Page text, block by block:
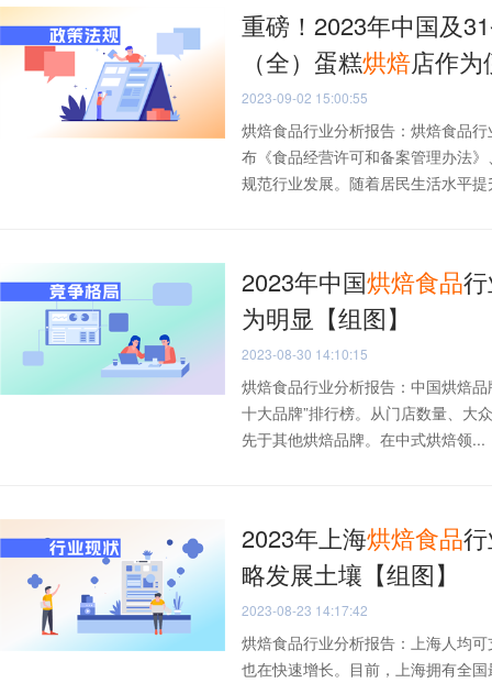
重磅！2023年中国及
（全）蛋糕烘焙店作
2023-09-02 15:00:55
烘焙食品行业分析报告：烘焙食品
布《食品经营许可和备案管理办法
规范行业发展。随着居民生活水平提
2023年中国烘焙食品
为明显【组图】
2023-08-30 14:10:15
烘焙食品行业分析报告：中国烘焙
十大品牌”排行榜。从门店数量、大
先于其他烘焙品牌。在中式烘焙领...
2023年上海烘焙食品
略发展土壤【组图】
2023-08-23 14:17:42
烘焙食品行业分析报告：上海人均
也在快速增长。目前，上海拥有全